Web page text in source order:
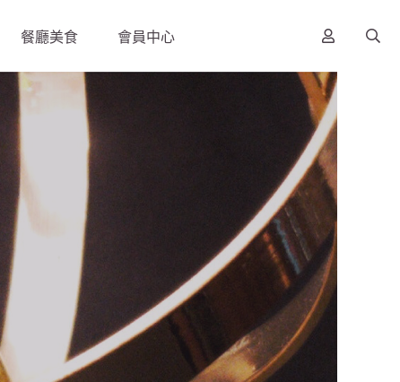
餐廳美食 會員中心